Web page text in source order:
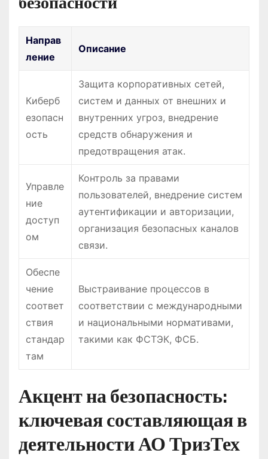
Направ
ление
Описание
Киберб
езопасн
ость
Защита корпоративных сетей,
систем и данных от внешних и
внутренних угроз, внедрение
средств обнаружения и
предотвращения атак.
Управле
ние
доступ
ом
Контроль за правами
пользователей, внедрение систем
аутентификации и авторизации,
организация безопасных каналов
связи.
Обеспе
чение
соответ
ствия
стандар
там
Выстраивание процессов в
соответствии с международными
и национальными нормативами,
такими как ФСТЭК, ФСБ.
Акцент на безопасность:
ключевая составляющая в
деятельности АО ТризТех